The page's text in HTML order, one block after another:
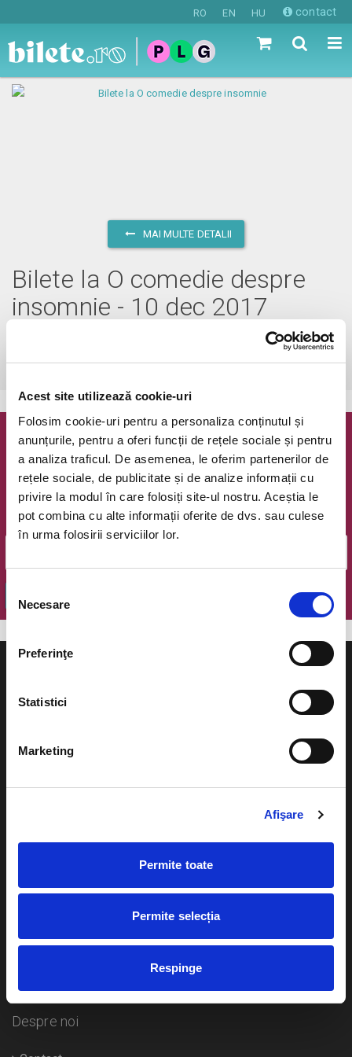
Acest site utilizează cookie-uri
Folosim cookie-uri pentru a personaliza conținutul și
anunțurile, pentru a oferi funcții de rețele sociale și pentru
a analiza traficul. De asemenea, le oferim partenerilor de
rețele sociale, de publicitate și de analize informații cu
privire la modul în care folosiți site-ul nostru. Aceștia le
pot combina cu alte informații oferite de dvs. sau culese
în urma folosirii serviciilor lor.
consimțământului
Necesare
Preferinţe
Statistici
Marketing
Afişare
Permite toate
Permite selecția
Respinge
RO EN HU contact
MAI MULTE DETALII
Bilete la O comedie despre
insomnie - 10 dec 2017
Bucuresti, Teatrul Coquettevezi pe harta
Newsletter @ Bilete.ro
Oferte exclusive si o editie saptamanala cu cele mai noi
evenimente.
Email
Plata online sau cash
Livrare prin curier
Duplicare bilete
Concerte si
Despre noi